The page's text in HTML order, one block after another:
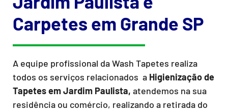
Carpetes em Grande SP
A equipe profissional da Wash Tapetes realiza
todos os serviços relacionados a Higienização de
Tapetes em Jardim Paulista, atendemos na sua
residência ou comércio, realizando a retirada do